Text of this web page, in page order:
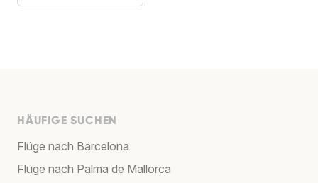
HÄUFIGE SUCHEN
Flüge nach Barcelona
Flüge nach Palma de Mallorca